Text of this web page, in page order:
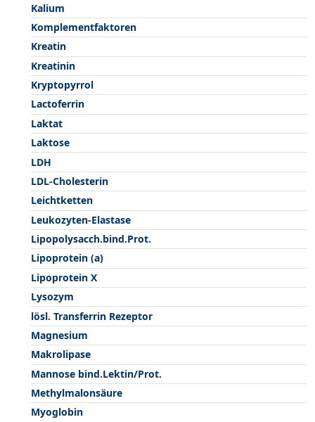
Kalium
Komplementfaktoren
Kreatin
Kreatinin
Kryptopyrrol
Lactoferrin
Laktat
Laktose
LDH
LDL-Cholesterin
Leichtketten
Leukozyten-Elastase
Lipopolysacch.bind.Prot.
Lipoprotein (a)
Lipoprotein X
Lysozym
lösl. Transferrin Rezeptor
Magnesium
Makrolipase
Mannose bind.Lektin/Prot.
Methylmalonsäure
Myoglobin